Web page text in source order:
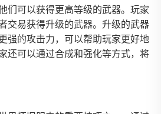
们可以获得更高等级的武器。玩家
交易获得升级的武器。升级的武器
强的攻击力，可以帮助玩家更好地
还可以通过合成和强化等方式，将